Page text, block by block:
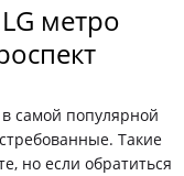
метро
самой популярной
Такие
но если обратиться